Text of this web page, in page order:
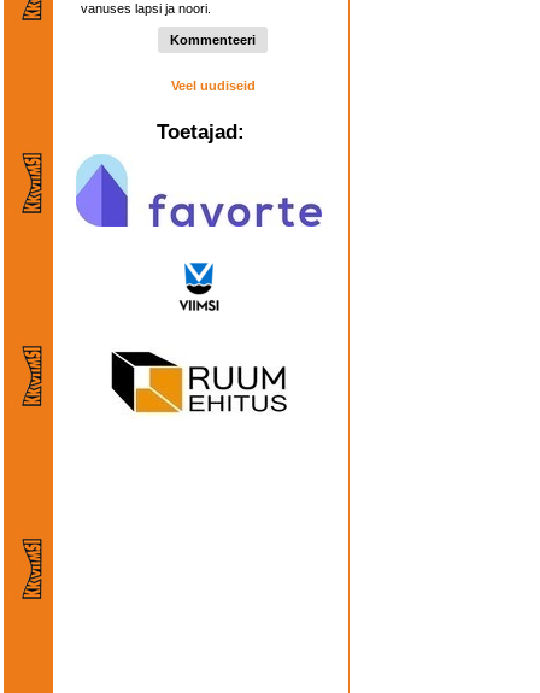
vanuses lapsi ja noori.
Kommenteeri
Veel uudiseid
Toetajad: